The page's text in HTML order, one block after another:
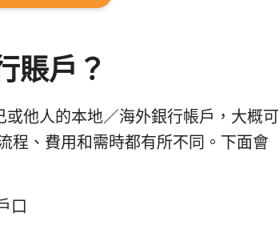
賬戶？
他人的本地／海外銀行帳戶，大概可
程、費用和需時都有所不同。下面會
口